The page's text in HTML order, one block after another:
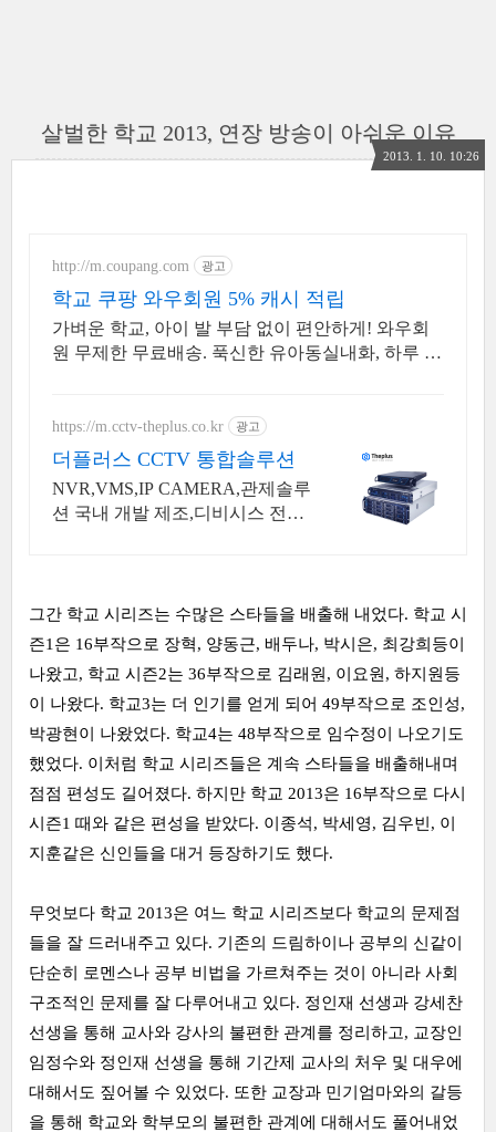
살벌한 학교 2013, 연장 방송이 아쉬운 이유
2013. 1. 10. 10:26
http://m.coupang.com 광고
학교 쿠팡 와우회원 5% 캐시 적립
가벼운 학교, 아이 발 부담 없이 편안하게! 와우회
원 무제한 무료배송. 푹신한 유아동실내화, 하루 종
https://m.cctv-theplus.co.kr 광고
더플러스 CCTV 통합솔루션
NVR,VMS,IP CAMERA,관제솔루
션 국내 개발 제조,디비시스 전제
그간 학교 시리즈는 수많은 스타들을 배출해 내었다. 학교 시
즌1은 16부작으로 장혁, 양동근, 배두나, 박시은, 최강희등이
나왔고, 학교 시즌2는 36부작으로 김래원, 이요원, 하지원등
이 나왔다. 학교3는 더 인기를 얻게 되어 49부작으로 조인성,
박광현이 나왔었다. 학교4는 48부작으로 임수정이 나오기도
했었다. 이처럼 학교 시리즈들은 계속 스타들을 배출해내며
점점 편성도 길어졌다. 하지만 학교 2013은 16부작으로 다시
시즌1 때와 같은 편성을 받았다. 이종석, 박세영, 김우빈, 이
지훈같은 신인들을 대거 등장하기도 했다.
무엇보다 학교 2013은 여느 학교 시리즈보다 학교의 문제점
들을 잘 드러내주고 있다. 기존의 드림하이나 공부의 신같이
단순히 로멘스나 공부 비법을 가르쳐주는 것이 아니라 사회
구조적인 문제를 잘 다루어내고 있다. 정인재 선생과 강세찬
선생을 통해 교사와 강사의 불편한 관계를 정리하고, 교장인
임정수와 정인재 선생을 통해 기간제 교사의 처우 및 대우에
대해서도 짚어볼 수 있었다. 또한 교장과 민기엄마와의 갈등
을 통해 학교와 학부모의 불편한 관계에 대해서도 풀어내었